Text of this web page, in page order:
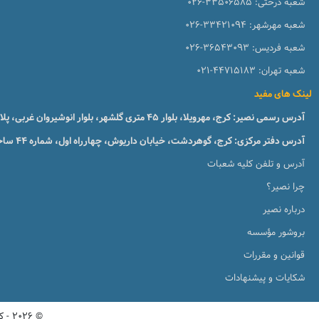
شعبه مهرشهر: 026-33421094
شعبه فردیس: 026-36543093
شعبه تهران: 021-44715183
لینک های مفید
آدرس رسمی نصیر: کرج، مهرویلا، بلوار 45 متری گلشهر، بلوار انوشیروان غربی، پلاک 51، طبقه1
آدرس دفتر مرکزی: کرج، گوهردشت، خیابان داریوش، چهارراه اول، شماره ۴۴ ساختمان زبان نصیر
آدرس و تلفن کلیه شعبات
چرا نصیر؟
درباره نصیر
بروشور مؤسسه
قوانین و مقررات
شکایات و پیشنهادات